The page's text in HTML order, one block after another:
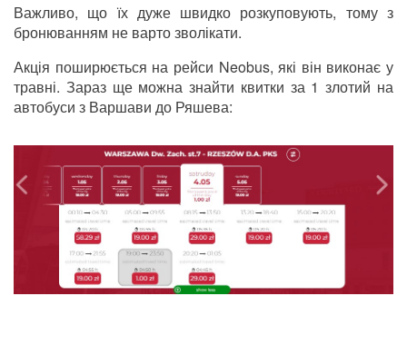
Важливо, що їх дуже швидко розкуповують, тому з
бронюванням не варто зволікати.
Акція поширюється на рейси Neobus, які він виконає у
травні. Зараз ще можна знайти квитки за 1 злотий на
автобуси з Варшави до Ряшева: